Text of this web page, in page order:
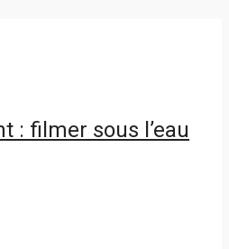
: filmer sous l’eau